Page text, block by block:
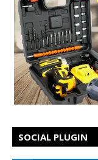
SOCIAL PLUGIN